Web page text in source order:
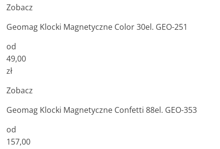
Zobacz
Geomag Klocki Magnetyczne Color 30el. GEO-251
od
49,00
zł
Zobacz
Geomag Klocki Magnetyczne Confetti 88el. GEO-353
od
157,00